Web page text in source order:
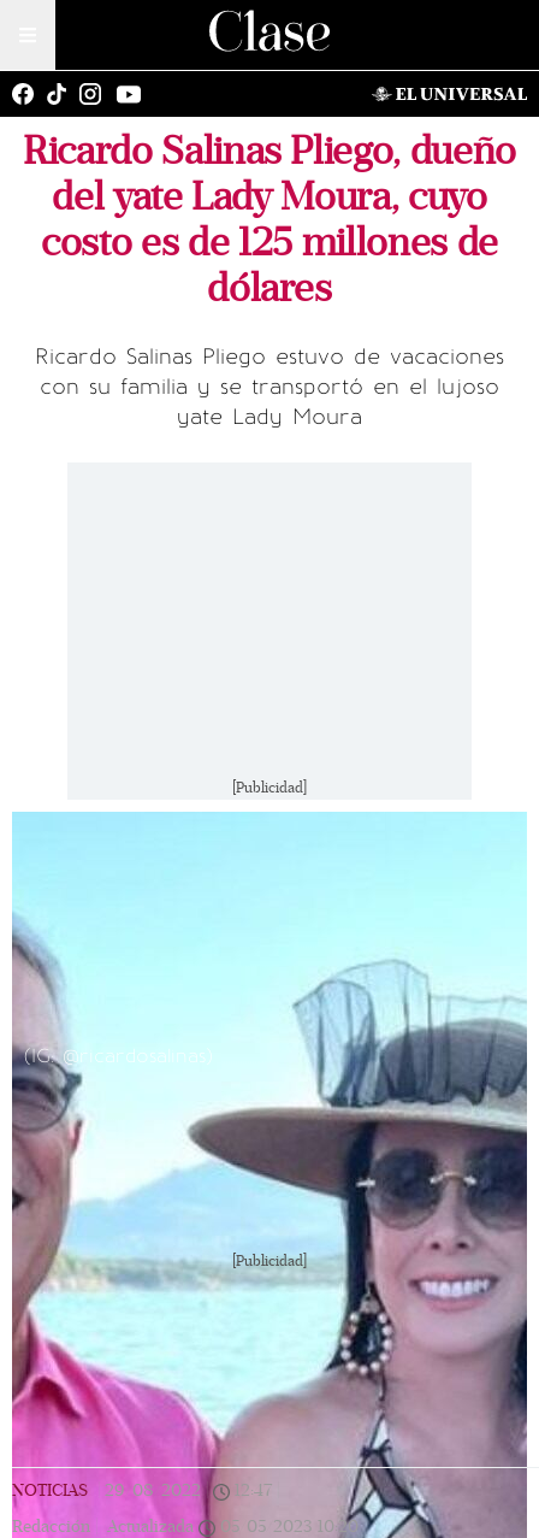
Ricardo Salinas Pliego, dueño
del yate Lady Moura, cuyo
costo es de 125 millones de
dólares
Ricardo Salinas Pliego estuvo de vacaciones
con su familia y se transportó en el lujoso
yate Lady Moura
[Publicidad]
(IG: @ricardosalinas)
[Publicidad]
NOTICIAS 29/08/2022 | 12:47
Redacción |
Actualizada 05/05/2023 10:20